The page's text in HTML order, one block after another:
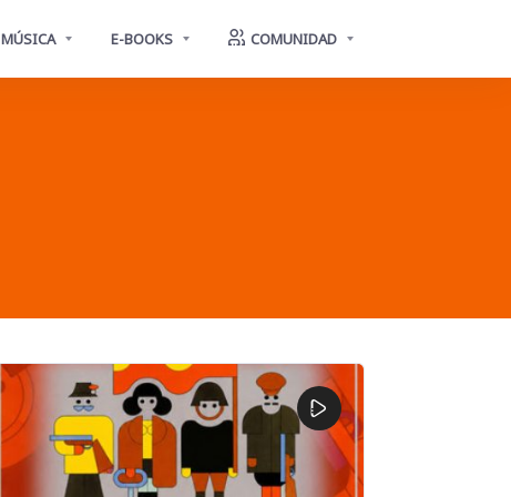
MÚSICA E-BOOKS COMUNIDAD